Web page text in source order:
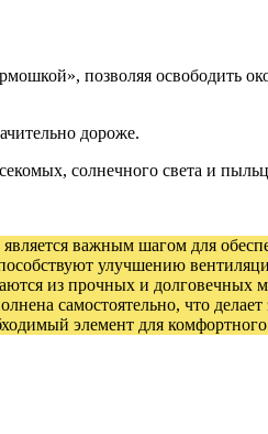
позволяя освободить
дороже.
солнечного света и
важным шагом для
улучшению
из прочных и долговечных
самостоятельно, что
элемент для